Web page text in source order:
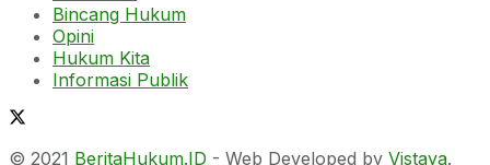
Bincang Hukum
Opini
Hukum Kita
Informasi Publik
© 2021 BeritaHukum.ID - Web Developed by Vistaya.